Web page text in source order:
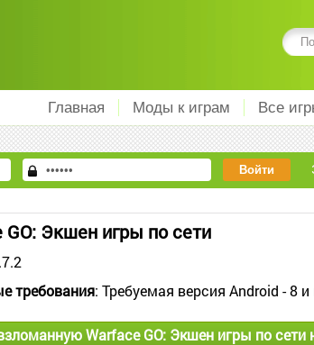
Главная Моды к играм Все
GO: Экшен игры по сети
требования: Требуемая версия Android - 8
Warface GO: Экшен игры по сети